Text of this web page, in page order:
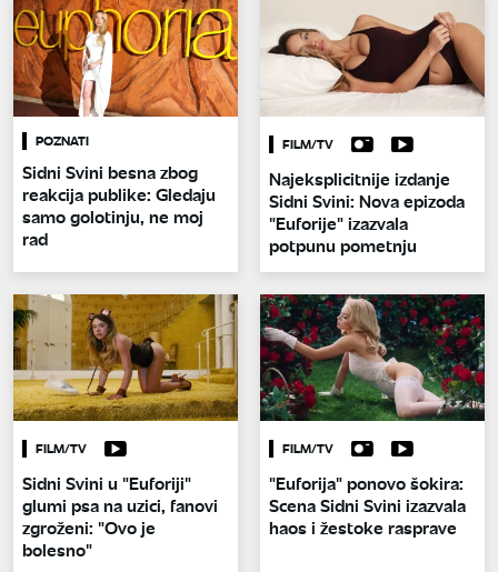
POZNATI
Sidni Svini besna zbog
reakcija publike: Gledaju
samo golotinju, ne moj
rad
FILM/TV
Najeksplicitnije izdanje
Sidni Svini: Nova epizoda
"Euforije" izazvala
potpunu pometnju
FILM/TV
Sidni Svini u "Euforiji"
glumi psa na uzici, fanovi
zgroženi: "Ovo je
bolesno"
FILM/TV
"Euforija" ponovo šokira:
Scena Sidni Svini izazvala
haos i žestoke rasprave